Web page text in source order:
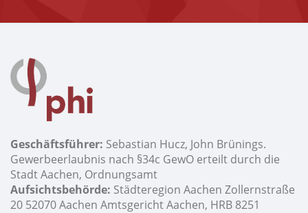
Geschäftsführer: Sebastian Hucz, John Brünings.
Gewerbeerlaubnis nach §34c GewO erteilt durch die
Stadt Aachen, Ordnungsamt
Aufsichtsbehörde: Städteregion Aachen Zollernstraße
20 52070 Aachen Amtsgericht Aachen, HRB 8251